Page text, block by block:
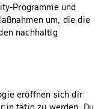
Programme und
um, die die
nachhaltig
eröffnen sich dir